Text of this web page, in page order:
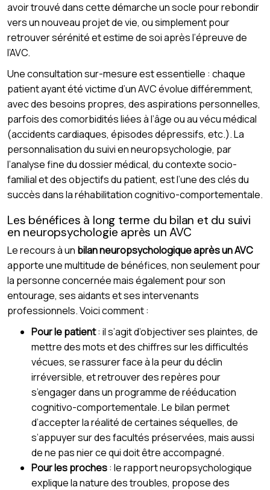
avoir trouvé dans cette démarche un socle pour rebondir
vers un nouveau projet de vie, ou simplement pour
retrouver sérénité et estime de soi après l’épreuve de
l’AVC.
Une consultation sur-mesure est essentielle : chaque
patient ayant été victime d’un AVC évolue différemment,
avec des besoins propres, des aspirations personnelles,
parfois des comorbidités liées à l’âge ou au vécu médical
(accidents cardiaques, épisodes dépressifs, etc.). La
personnalisation du suivi en neuropsychologie, par
l’analyse fine du dossier médical, du contexte socio-
familial et des objectifs du patient, est l’une des clés du
succès dans la réhabilitation cognitivo-comportementale.
Les bénéfices à long terme du bilan et du suivi
en neuropsychologie après un AVC
Le recours à un bilan neuropsychologique après un AVC
apporte une multitude de bénéfices, non seulement pour
la personne concernée mais également pour son
entourage, ses aidants et ses intervenants
professionnels. Voici comment :
Pour le patient: il s’agit d’objectiver ses plaintes, de
mettre des mots et des chiffres sur les difficultés
vécues, se rassurer face à la peur du déclin
irréversible, et retrouver des repères pour
s’engager dans un programme de rééducation
cognitivo-comportementale. Le bilan permet
d’accepter la réalité de certaines séquelles, de
s’appuyer sur des facultés préservées, mais aussi
de ne pas nier ce qui doit être accompagné.
Pour les proches: le rapport neuropsychologique
explique la nature des troubles, propose des